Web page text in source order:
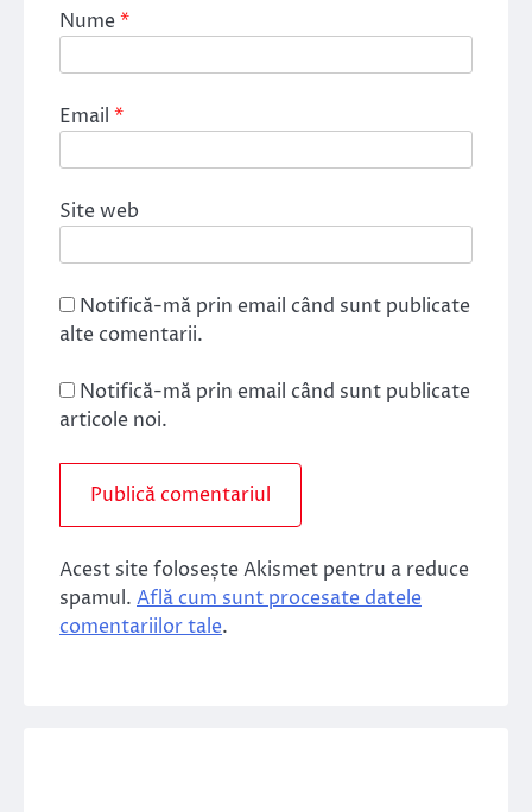
Nume*
Email *
Site web
Notifică-mă prin email când sunt publicate
alte comentarii.
Notifică-mă prin email când sunt publicate
articole noi.
Acest site folosește Akismet pentru a reduce
spamul. Află cum sunt procesate datele
comentariilor tale.